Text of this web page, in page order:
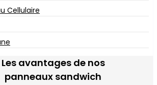
Cellulaire
Les avantages de nos
panneaux sandwich